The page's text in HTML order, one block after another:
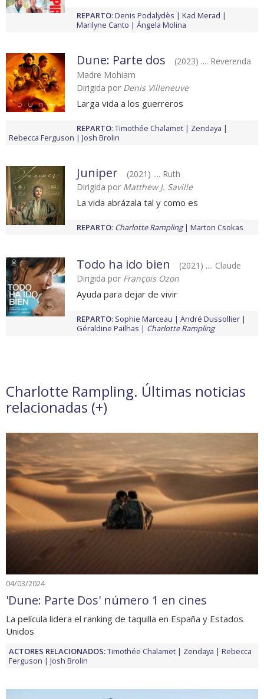
REPARTO: Denis Podalydès
Kad Merad
Marilyne Canto
Ángela Molina
Dune: Parte dos
(2023) .... Reverenda
Madre Mohiam
Dirigida por Denis Villeneuve
Larga vida a los guerreros
REPARTO: Timothée Chalamet
Zendaya
Rebecca Ferguson
Josh Brolin
Juniper
(2021) .... Ruth
Dirigida por Matthew J. Saville
La vida abrázala tal y como es
REPARTO: Charlotte Rampling Marton Csokas
Todo ha ido bien
(2021) .... Claude
Dirigida por François Ozon
Ayuda para dejar de vivir
REPARTO: Sophie Marceau
André Dussollier
Géraldine Pailhas
Charlotte Rampling
Charlotte Rampling. Últimas noticias
relacionadas (+)
04/03/2024
'Dune: Parte Dos' número 1 en cines
La película lidera el ranking de taquilla en España y Estados
Unidos
ACTORES RELACIONADOS:Timothée Chalamet Zendaya
Rebecca
Ferguson
Josh Brolin